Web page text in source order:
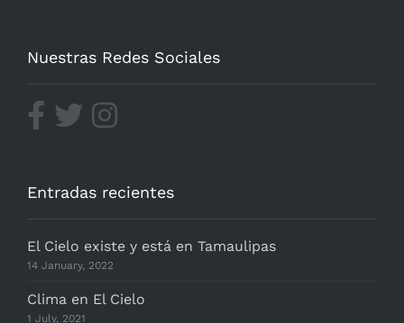
Nuestras Redes Sociales
Entradas recientes
El Cielo existe y está en Tamaulipas
14 January, 2022
Clima en El Cielo
1 July, 2021